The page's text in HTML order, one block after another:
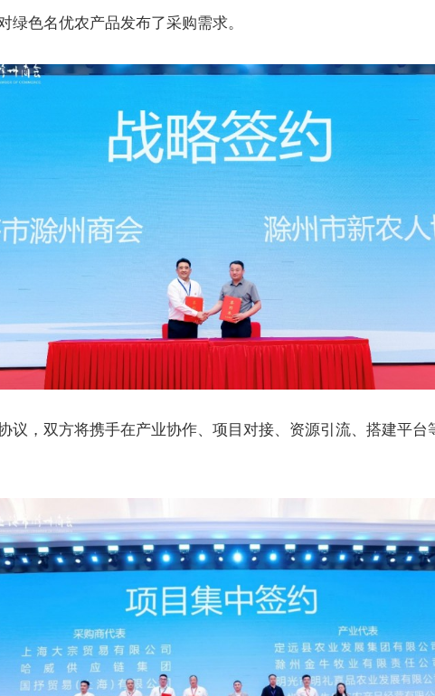
色名优农产品发布了采购需求。
议，双方将携手在产业协作、项目对接、资源引流、搭建平